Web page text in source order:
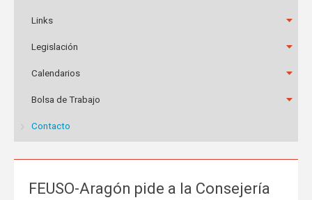
Links
Legislación
Calendarios
Bolsa de Trabajo
Contacto
FEUSO-Aragón pide a la Consejería